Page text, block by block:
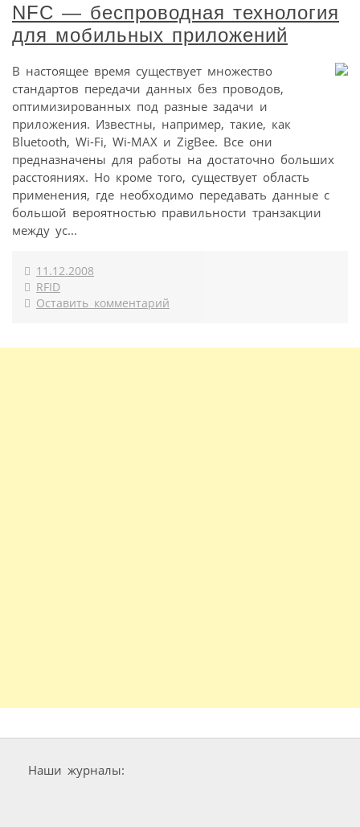
NFC — беспроводная технология
для мобильных приложений
В настоящее время существует множество
стандартов передачи данных без проводов,
оптимизированных под разные задачи и
приложения. Известны, например, такие, как
Bluetooth, Wi-Fi, Wi-MAX и ZigBee. Все они
предназначены для работы на достаточно больших
расстояниях. Но кроме того, существует область
применения, где необходимо передавать данные с
большой вероятностью правильности транзакции
между ус...
11.12.2008
RFID
Оставить комментарий
Наши журналы: